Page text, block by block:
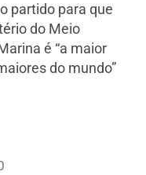
partido para que
do Meio
é “a maior
do mundo”